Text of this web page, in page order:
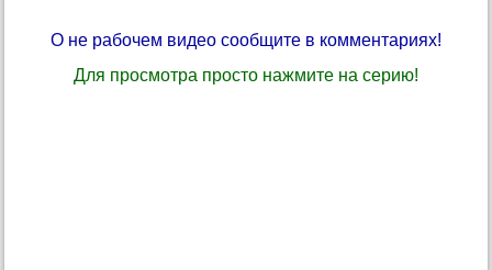
О не рабочем видео сообщите в комментариях!
Для просмотра просто нажмите на серию!